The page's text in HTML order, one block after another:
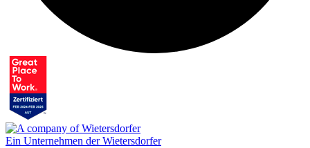
Ein Unternehmen der Wietersdorfer